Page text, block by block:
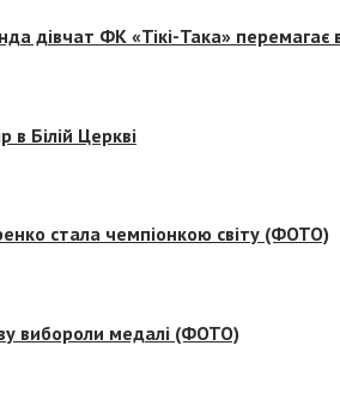
дівчат ФК «Тікі-Така» перемагає
в Білій Церкві
стала чемпіонкою світу (ФОТО)
вибороли медалі (ФОТО)